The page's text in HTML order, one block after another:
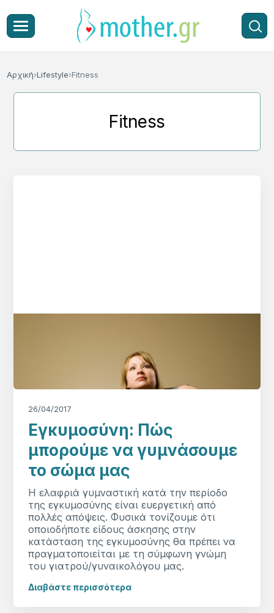
Αρχική Lifestyle Fitness
Fitness
26/04/2017
Εγκυμοσύνη: Πώς
μπορούμε να γυμνάσουμε
το σώμα μας
Η ελαφριά γυμναστική κατά την περίοδο
της εγκυμοσύνης είναι ευεργετική από
πολλές απόψεις. Φυσικά τονίζουμε ότι
οποιοδήποτε είδους άσκησης στην
κατάσταση της εγκυμοσύνης θα πρέπει να
πραγματοποιείται με τη σύμφωνη γνώμη
του γιατρού/γυναικολόγου μας.
Διαβάστε περισσότερα